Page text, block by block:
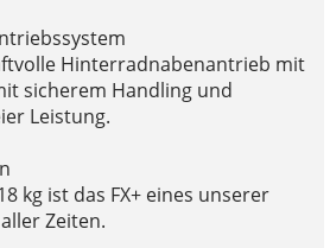
Hinterradnabenantrieb mit
sicherem Handling und
Leistung.
kg ist das FX+ eines unserer
Zeiten.